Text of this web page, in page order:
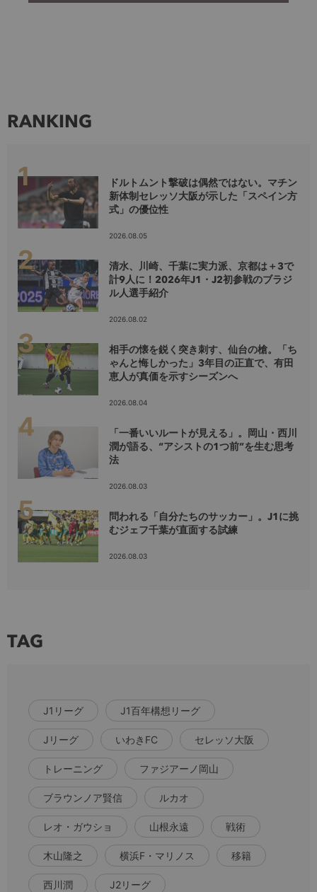
RANKING
ドルトムント撃破は偶然ではない。マチン
新体制セレッソ大阪が示した「スペイン方
式」の優位性
2026.08.05
清水、川崎、千葉に実力派、京都は＋3で
計9人に！2026年J1・J2初参戦のブラジ
ル人選手紹介
2026.08.02
相手の懐を鋭く突き刺す、仙台の槍。「ち
ゃんと悔しかった」3年目の正直で、有田
恵人が真価を示すシーズンへ
2026.08.04
「一番いいルートが見える」。岡山・西川
潤が語る、“アシストの1つ前”を生む思考
法
2026.08.03
問われる「自分たちのサッカー」。J1に挑
むジェフ千葉が直面する試練
2026.08.03
TAG
J1リーグ J1百年構想リーグ
Jリーグ いわきFC セレッソ大阪
トレーニング ファジアーノ岡山
ブラウンノア賢信 ルカオ
レオ・ガウショ 山根永遠 戦術
木山隆之 横浜F・マリノス 移籍
西川潤 J2リーグ